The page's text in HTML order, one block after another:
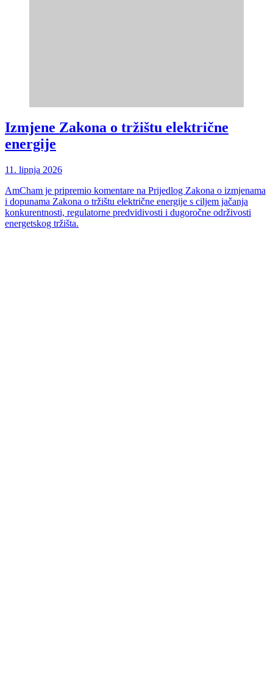
Izmjene Zakona o tržištu električne
energije
11. lipnja 2026
AmCham je pripremio komentare na Prijedlog Zakona o izmjenama
i dopunama Zakona o tržištu električne energije s ciljem jačanja
konkurentnosti, regulatorne predvidivosti i dugoročne održivosti
energetskog tržišta.